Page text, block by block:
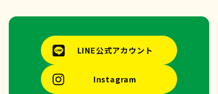
LINE公式アカウント
Instagram